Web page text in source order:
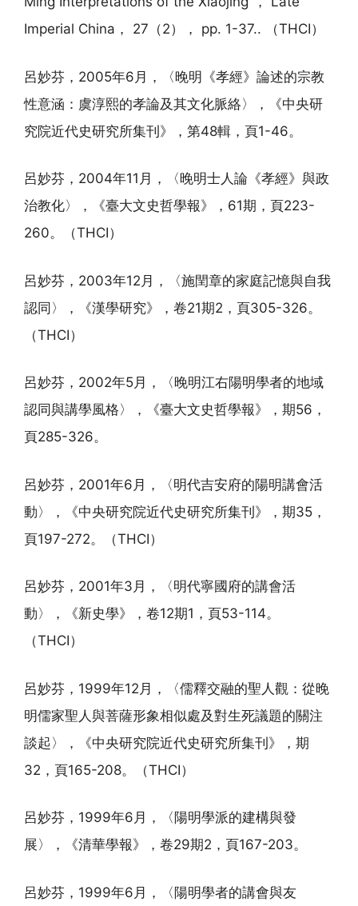
Imperial China， 27（2）， pp. 1-37.. （THCI）
呂妙芬，2005年6月，〈晚明《孝經》論述的宗教
性意涵：虞淳熙的孝論及其文化脈絡〉，《中央研
究院近代史研究所集刊》，第48輯，頁1-46。
呂妙芬，2004年11月，〈晚明士人論《孝經》與政
治教化〉，《臺大文史哲學報》，61期，頁223-
260。（THCI）
呂妙芬，2003年12月，〈施閏章的家庭記憶與自我
認同〉，《漢學研究》，卷21期2，頁305-326。
（THCI）
呂妙芬，2002年5月，〈晚明江右陽明學者的地域
認同與講學風格〉，《臺大文史哲學報》，期56，
頁285-326。
呂妙芬，2001年6月，〈明代吉安府的陽明講會活
動〉，《中央研究院近代史研究所集刊》，期35，
頁197-272。（THCI）
呂妙芬，2001年3月，〈明代寧國府的講會活
動〉，《新史學》，卷12期1，頁53-114。
（THCI）
呂妙芬，1999年12月，〈儒釋交融的聖人觀：從晚
明儒家聖人與菩薩形象相似處及對生死議題的關注
談起〉，《中央研究院近代史研究所集刊》，期
32，頁165-208。（THCI）
呂妙芬，1999年6月，〈陽明學派的建構與發
展〉，《清華學報》，卷29期2，頁167-203。
呂妙芬，1999年6月，〈陽明學者的講會與友